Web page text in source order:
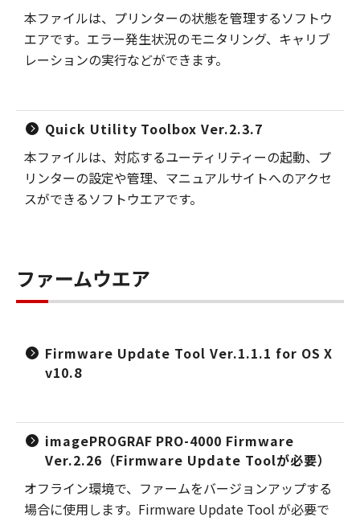
本ファイルは、プリンターの状態を管理するソフトウ
エアです。エラー発生状況のモニタリング、キャリブ
レーションの実行などができます。
Quick Utility Toolbox Ver.2.3.7
本ファイルは、対応するユーティリティーの起動、プ
リンターの設定や管理、マニュアルサイトへのアクセ
スができるソフトウエアです。
ファームウエア
Firmware Update Tool Ver.1.1.1 for OS X
v10.8
imagePROGRAF PRO-4000 Firmware
Ver.2.26（Firmware Update Toolが必要）
オフライン環境で、ファームをバージョンアップする
場合に使用します。Firmware Update Tool が必要で